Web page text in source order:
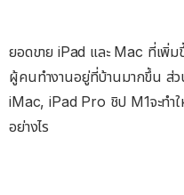
ยอดขาย iPad และ Mac ที่เพิ่
ผู้คนทำงานอยู่ที่บ้านมากขึ้น ส่ว
iMac, iPad Pro ชิป M1จะทำ
อย่างไร